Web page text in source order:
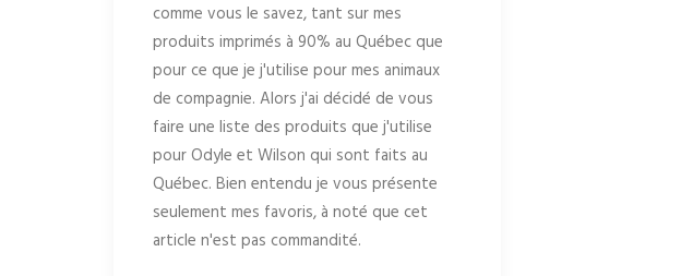
comme vous le savez, tant sur mes
produits imprimés à 90% au Québec que
pour ce que je j'utilise pour mes animaux
de compagnie. Alors j'ai décidé de vous
faire une liste des produits que j'utilise
pour Odyle et Wilson qui sont faits au
Québec. Bien entendu je vous présente
seulement mes favoris, à noté que cet
article n'est pas commandité.